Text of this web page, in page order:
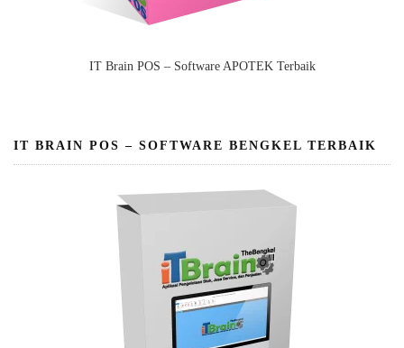
IT Brain POS – Software APOTEK Terbaik
IT BRAIN POS – SOFTWARE BENGKEL TERBAIK